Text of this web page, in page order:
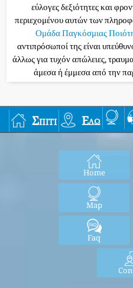
εύλογες δεξιότητες και
περιεχομένου αυτών των
Ομάδα Παγκόσμιας
αντιπρόσωποί της είναι
άλλως για τυχόν απώλειες,
άμεσα ή έμμεσα από την
Σπίτι Εδώ
Home
Map
Faq